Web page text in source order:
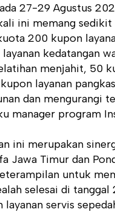
27-29 Agustus
ini memang
200 kupon
kedatangan
menjahit, 50
layanan
dan mengurangi
manager program
ini merupakan
Jawa Timur dan
untuk
selesai di tanggal
layanan servis